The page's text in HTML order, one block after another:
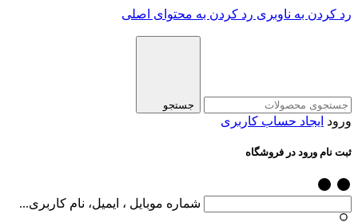
رد کردن به ناوبری رد کردن به محتوای اصلی
جستجو
ورود ایجاد حساب کاربری
ثبت نام ورود در فروشگاه
شماره موبایل ، ایمیل، نام کاربری...